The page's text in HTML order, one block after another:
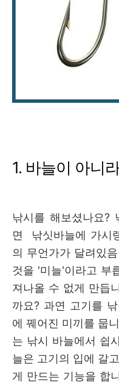
1. 바늘이 아니
낚시를 해보셨나요?
면 낚싯바늘에 가시
의 무언가가 달려있
것을 '미늘'이라고 부
져나올 수 없게 만듭
까요? 과연 고기를
에 꿰어진 미끼를 뭅
는 낚시 바늘에서 쉽
늘은 고기의 입에 갈
게 만드는 기능을 합